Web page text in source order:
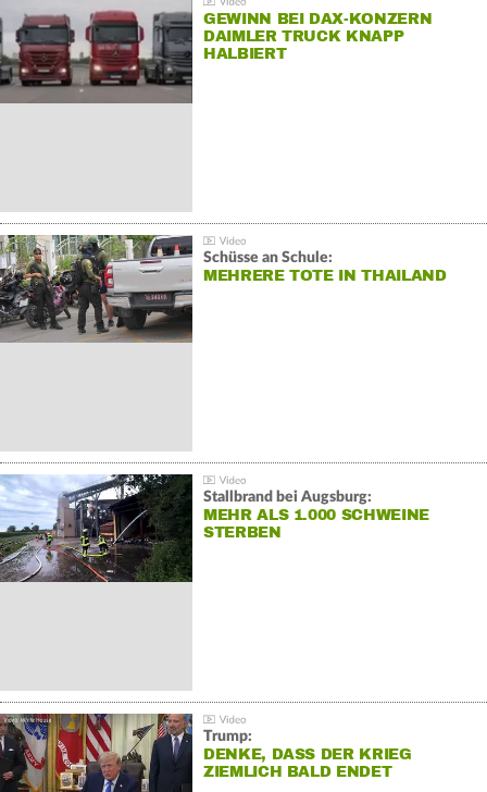
GEWINN BEI DAX-KONZERN
DAIMLER TRUCK KNAPP
HALBIERT
Schüsse an Schule:
MEHRERE TOTE IN THAILAND
Stallbrand bei Augsburg:
MEHR ALS 1.000 SCHWEINE
STERBEN
Trump:
DENKE, DASS DER KRIEG
ZIEMLICH BALD ENDET